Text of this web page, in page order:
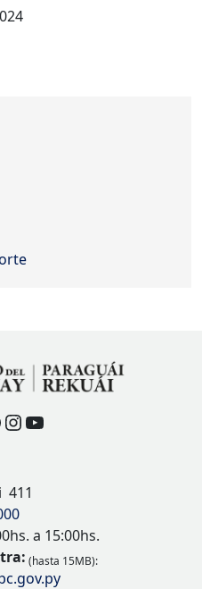
Instagram
YouTube
411
a 15:00hs.
(hasta 15MB):